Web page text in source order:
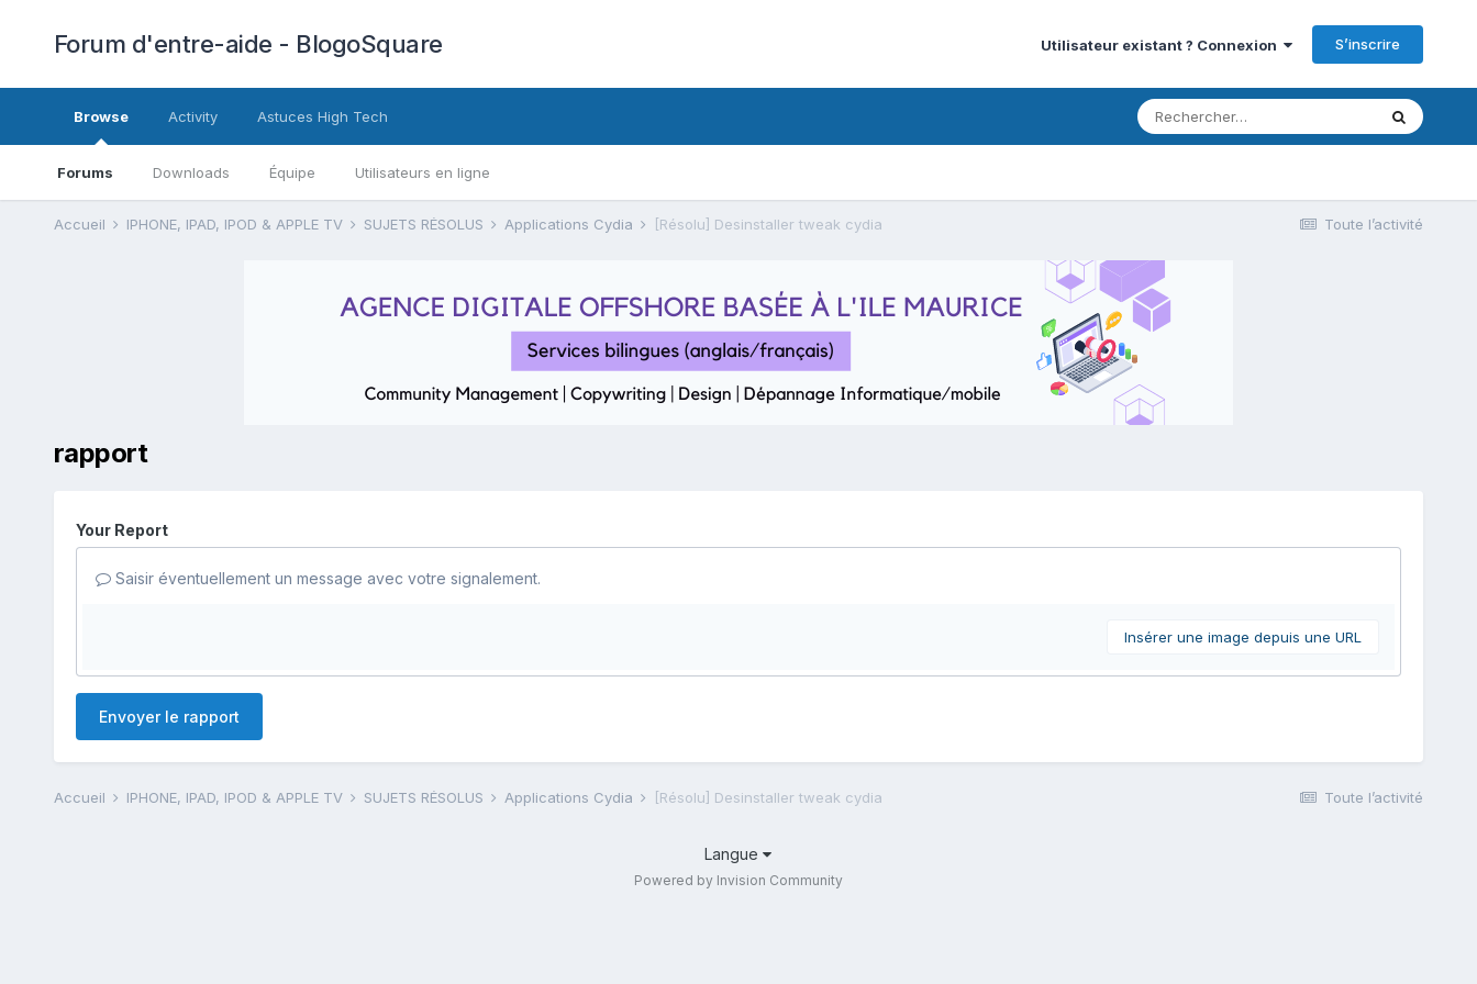
Forum d'entre-aide - BlogoSquare Utilisateur existant ? Connexion S’inscrire
Browse
Forums Downloads Équipe Utilisateurs en ligne
Activity Astuces High Tech
Toute l’activité
Accueil IPHONE, IPAD, IPOD & APPLE TV SUJETS RÉSOLUS Applications Cydia [Résolu] Desinstaller tweak cydia
rapport
Your Report
Saisir éventuellement un message avec votre signalement.
Insérer une image depuis une URL
Envoyer le rapport
Toute l’activité
Accueil IPHONE, IPAD, IPOD & APPLE TV SUJETS RÉSOLUS Applications Cydia [Résolu] Desinstaller tweak cydia
Langue
Powered by Invision Community